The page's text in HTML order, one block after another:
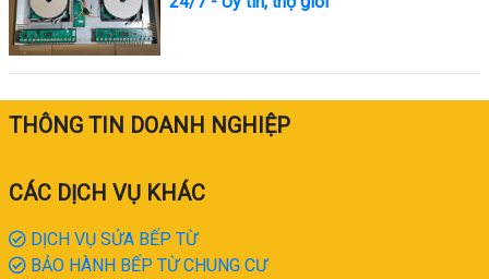
THÔNG TIN DOANH NGHIỆP
CÁC DỊCH VỤ KHÁC
DỊCH VỤ SỬA BẾP TỪ
BẢO HÀNH BẾP TỪ CHUNG CƯ